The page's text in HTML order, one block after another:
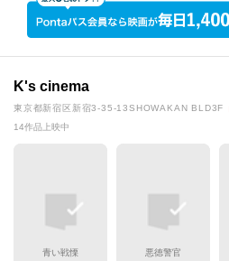
K's cinema
東京都新宿区新宿3-35-13SHOWAKAN BLD3F
14作品上映中
青い戦慄 悪徳警官